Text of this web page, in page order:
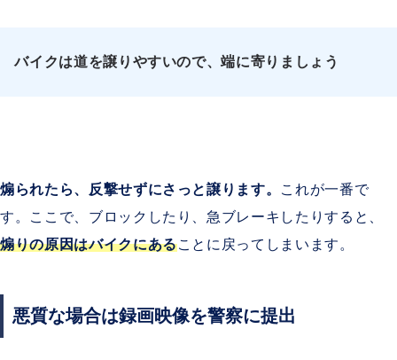
バイクは道を譲りやすいので、端に寄りましょう
煽られたら、反撃せずにさっと譲ります。 これが一番で
す。ここで、ブロックしたり、急ブレーキしたりすると、
煽りの原因はバイクにあることに戻ってしまいます。
悪質な場合は録画映像を警察に提出